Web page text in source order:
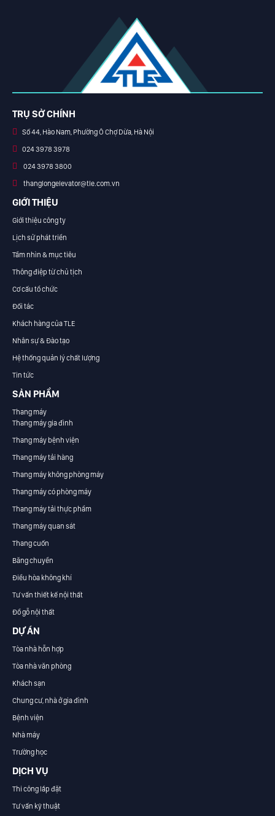
TRỤ SỞ CHÍNH
Số 44, Hào Nam, Phường Ô Chợ Dừa, Hà Nội
024 3978 3978
024 3978 3800
thanglongelevator@tle.com.vn
GIỚI THIỆU
Giới thiệu công ty
Lịch sử phát triển
Tầm nhìn & mục tiêu
Thông điệp từ chủ tịch
Cơ cấu tổ chức
Đối tác
Khách hàng của TLE
Nhân sự & Đào tạo
Hệ thống quản lý chất lượng
Tin tức
SẢN PHẨM
Thang máy
Thang máy gia đình
Thang máy bệnh viện
Thang máy tải hàng
Thang máy không phòng máy
Thang máy có phòng máy
Thang máy tải thực phẩm
Thang máy quan sát
Thang cuốn
Băng chuyền
Điều hòa không khí
Tư vấn thiết kế nội thất
Đồ gỗ nội thất
DỰ ÁN
Tòa nhà hỗn hợp
Tòa nhà văn phòng
Khách sạn
Chung cư, nhà ở gia đình
Bệnh viện
Nhà máy
Trường học
DỊCH VỤ
Thi công lắp đặt
Tư vấn kỹ thuật